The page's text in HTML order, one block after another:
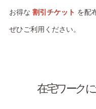
お得な 割引チケット を配
ぜひご利用ください。
在宅ワーク